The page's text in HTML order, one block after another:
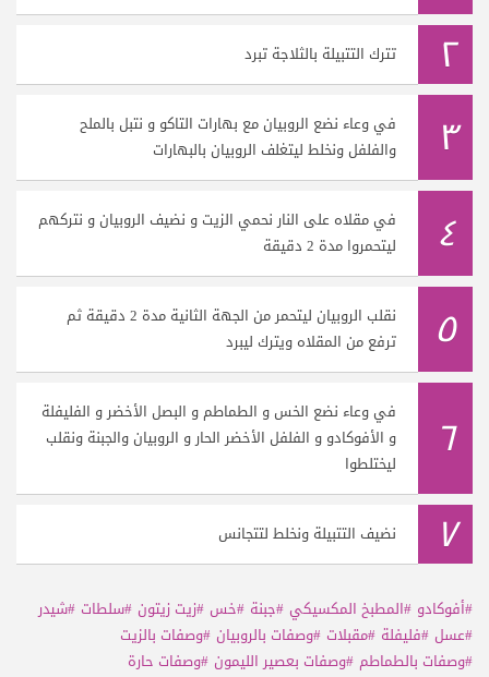
٢ تترك التتبيلة بالثلاجة تبرد
٣
في وعاء نضع الروبيان مع بهارات التاكو و نتبل بالملح
والفلفل ونخلط ليتغلف الروبيان بالبهارات
٤
في مقلاه على النار نحمي الزيت و نضيف الروبيان و نتركهم
ليتحمروا مدة 2 دقيقة
٥
نقلب الروبيان ليتحمر من الجهة الثانية مدة 2 دقيقة ثم
ترفع من المقلاه ويترك ليبرد
٦
في وعاء نضع الخس و الطماطم و البصل الأخضر و الفليفلة
و الأفوكادو و الفلفل الأخضر الحار و الروبيان والجبنة ونقلب
ليختلطوا
٧ نضيف التتبيلة ونخلط لتتجانس
#أفوكادو #المطبخ المكسيكي #جبنة #خس #زيت زيتون #سلطات #شيدر
#عسل #فليفلة #مقبلات #وصفات بالروبيان #وصفات بالزيت
#وصفات بالطماطم #وصفات بعصير الليمون #وصفات حارة